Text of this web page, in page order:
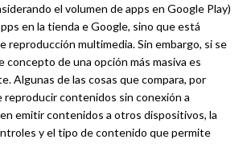
el volumen de apps en Google Play)
en la tienda e Google, sino que está
reproducción multimedia. Sin embargo, si se
concepto de una opción más masiva es
Algunas de las cosas que compara, por
reproducir contenidos sin conexión a
emitir contenidos a otros dispositivos, la
y el tipo de contenido que permite